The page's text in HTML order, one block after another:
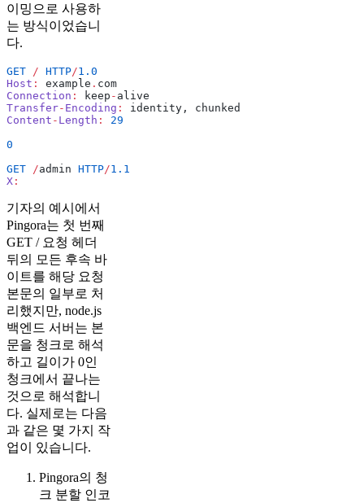
이밍으로 사용하
는 방식이었습니
다.
GET / HTTP/1.0
Host : example . com
Connection : keep - alive
Transfer- Encoding :
identity, chunked
Content - Length :
29
0
GET /admin HTTP/1.1
X :
기자의 예시에서
Pingora는 첫 번째
GET / 요청 헤더
뒤의 모든 후속 바
이트를 해당 요청
본문의 일부로 처
리했지만, node.js
백엔드 서버는 본
문을 청크로 해석
하고 길이가 0인
청크에서 끝나는
것으로 해석합니
다. 실제로는 다음
과 같은 몇 가지 작
업이 있습니다.
Pingora의 청
크 분할 인코